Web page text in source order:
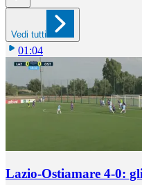
Vedi tutti
01:04
Lazio-Ostiamare 4-0: